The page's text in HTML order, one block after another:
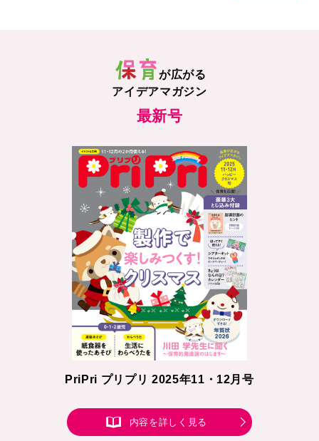
が広がる
アイデアマガジン
最新号
PriPri プリプリ 2025年11・12月号
内容を詳しく見る